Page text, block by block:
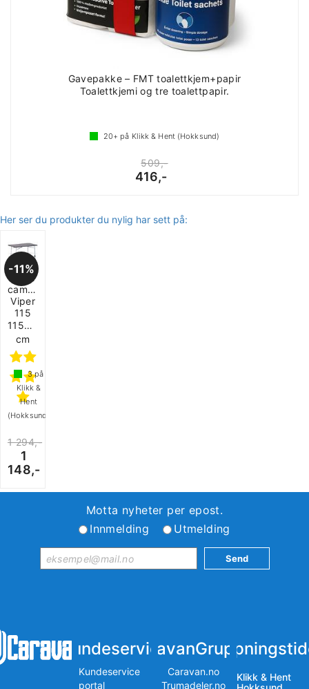
Gavepakke – FMT toalettkjem+papir
Toalettkjemi og tre toalettpapir.
20+ på Klikk & Hent (Hokksund)
509,-
416,-
Her ser du produkter du nylig har sett på:
11%
Westfield
campingbord
Viper
115
115x70
cm
3på
Klikk &
Hent
(Hokksund)
1 294,-
1
148,-
Motta nyheter per epost.
Innmelding
Utmelding
Kundeservice
Kundeservice
portal
iCaravanGruppen
Caravan.no
Trumadeler.no
Klikk & Hent